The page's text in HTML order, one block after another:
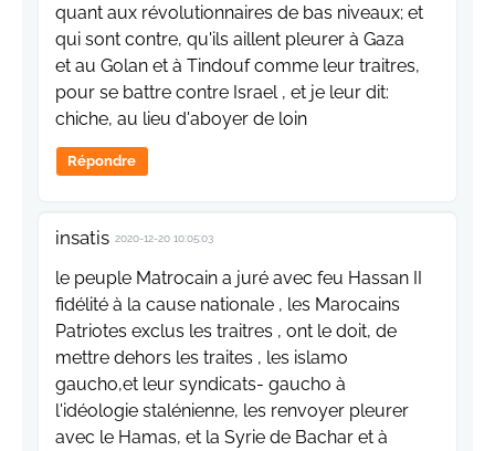
quant aux révolutionnaires de bas niveaux; et
qui sont contre, qu'ils aillent pleurer à Gaza
et au Golan et à Tindouf comme leur traitres,
pour se battre contre Israel , et je leur dit:
chiche, au lieu d'aboyer de loin
Répondre
insatis 2020-12-20 10:05:03
le peuple Matrocain a juré avec feu Hassan II
fidélité à la cause nationale , les Marocains
Patriotes exclus les traitres , ont le doit, de
mettre dehors les traites , les islamo
gaucho,et leur syndicats- gaucho à
l'idéologie stalénienne, les renvoyer pleurer
avec le Hamas, et la Syrie de Bachar et à